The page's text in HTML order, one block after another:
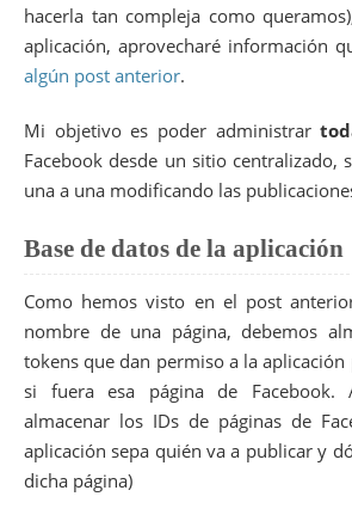
hacerla tan compleja como
aplicación, aprovecharé información
algún post anterior.
Mi objetivo es poder administrar
Facebook desde un sitio centralizado,
una a una modificando las
Base de datos de la aplicación
Como hemos visto en el post
nombre de una página, debemos
tokens que dan permiso a la
si fuera esa página de Facebook.
almacenar los IDs de páginas de
aplicación sepa quién va a publicar y
dicha página)